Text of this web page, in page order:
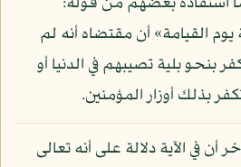
القيامة» أن مقتضاه أنه لم
بلية تصيبهم في الدنيا أو
بذلك أوزار المؤمنين.
في الآية دلالة على أنه تعالى